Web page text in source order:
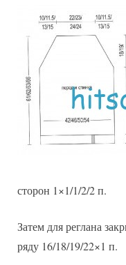
сторон 1×1/1/2/2 п.
Затем для реглана
ряду 16/18/19/22×1 п.